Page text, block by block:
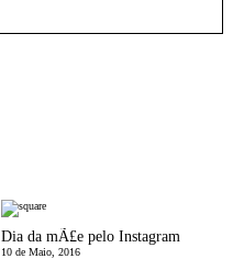
Dia da mÃ£e pelo Instagram
10 de Maio, 2016